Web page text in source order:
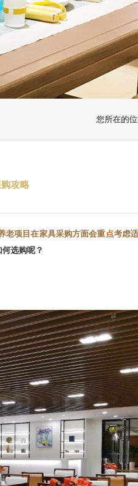
您所在的位
攻略
老项目在家具采购方面会重点考虑
选购呢？